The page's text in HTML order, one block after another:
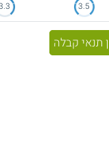
3.5
תנאי קבלה